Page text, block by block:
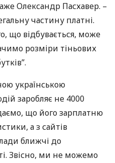
Олександр Пасхавер. –
частину платні.
що відбувається, може
розміри тіньових
українською
заробляє не 4000
що його зарплатню
а з сайтів
ближчі до
Звісно, ми не можемо